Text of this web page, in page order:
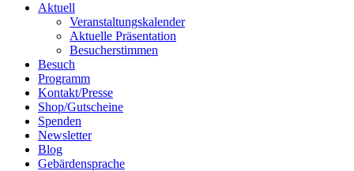
Aktuell
Veranstaltungskalender
Aktuelle Präsentation
Besucherstimmen
Besuch
Programm
Kontakt/Presse
Shop/Gutscheine
Spenden
Newsletter
Blog
Gebärdensprache